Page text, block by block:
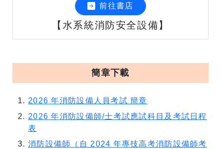
前往書店
【水系統消防安全設備】
簡章下載
2026 年消防設備人員考試 簡章
2026 年消防設備師/士考試應試科目及考試日程
表
消防設備師（自 2024 年專技高考消防設備師考